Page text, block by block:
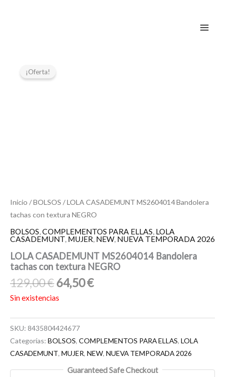
¡Oferta!
Inicio /BOLSOS / LOLA CASADEMUNT MS2604014 Bandolera
tachas con textura NEGRO
BOLSOS,COMPLEMENTOS PARA ELLAS, LOLA
CASADEMUNT, MUJER, NEW, NUEVA TEMPORADA 2026
LOLA CASADEMUNT MS2604014 Bandolera
tachas con textura NEGRO
129,00€64,50€
Sin existencias
SKU: 8435804424677
Categorías: BOLSOS, COMPLEMENTOS PARA ELLAS, LOLA
CASADEMUNT, MUJER, NEW, NUEVA TEMPORADA 2026
Guaranteed Safe Checkout